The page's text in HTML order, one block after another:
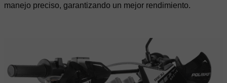
manejo preciso, garantizando un mejor rendimiento.